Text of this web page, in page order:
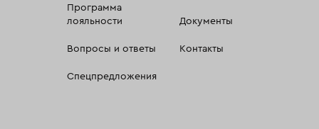
Программа
лояльности
Вопросы и ответы
Спецпредложения
Документы
Контакты